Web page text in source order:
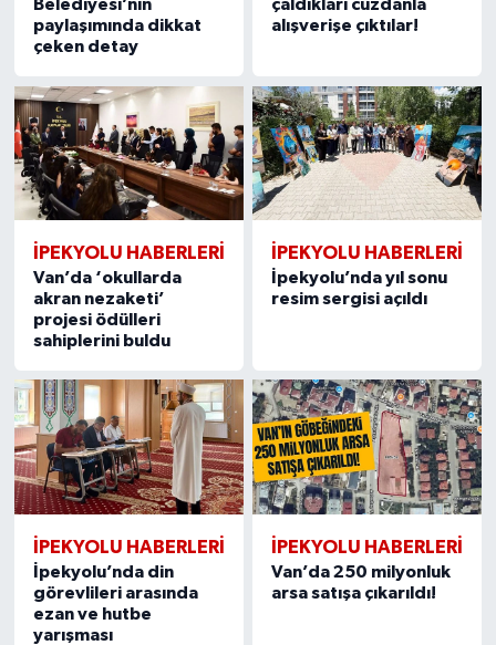
Belediyesi’nin
paylaşımında dikkat
çeken detay
çaldıkları cüzdanla
alışverişe çıktılar!
İPEKYOLU HABERLERİ
Van’da ‘okullarda
akran nezaketi’
projesi ödülleri
sahiplerini buldu
İPEKYOLU HABERLERİ
İpekyolu’nda yıl sonu
resim sergisi açıldı
İPEKYOLU HABERLERİ
İpekyolu’nda din
görevlileri arasında
ezan ve hutbe
yarışması
İPEKYOLU HABERLERİ
Van’da 250 milyonluk
arsa satışa çıkarıldı!